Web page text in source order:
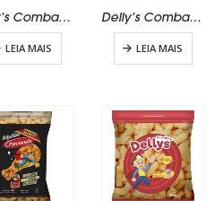
Delly’s Combat Queijo 23g
LEIA MAIS
Delly’s Combat Requeijão 23g
LEIA MAIS